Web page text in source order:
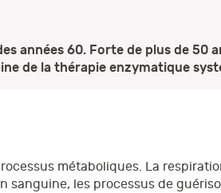
années 60. Forte de plus de 50
de la thérapie enzymatique
métaboliques. La
les processus de